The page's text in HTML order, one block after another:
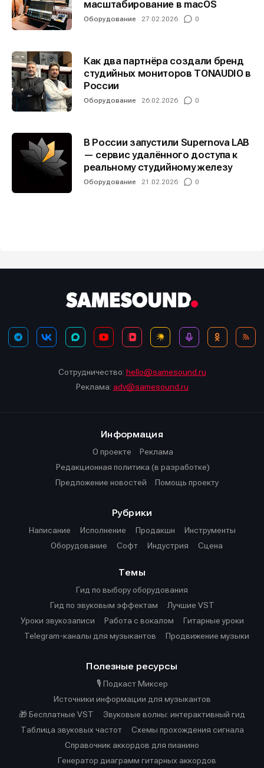
масштабирование в macOS
Оборудование 27.02.2026 0
Как два партнёра создали бренд
студийных мониторов TONAUDIO в
России
Оборудование 26.02.2026 0
В России запустили Supernova LAB
— сервис удалённого доступа к
реальному студийному железу
Оборудование 21.02.2026 0
Сотрудничество: hello@samesound.ru
Реклама: adv@samesound.ru
Информация
О проекте
Реклама
Редакционная политика (в разработке)
Предложение новостей
Помощь проекту
Рубрики
Написание
Исполнение Продакшн
Инструменты
Оборудование
Софт Индустрия Сцена
Темы
Гид по выбору оборудования
Гид по звуковым эффектам
Лучшие VST
Уроки звукозаписи
Работа с вокалом
Гитарные уроки
Telegram-каналы для музыкантов
Продвижение музыки
Полезные ресурсы
🎙️ Подкаст Миксер
Источники информации для музыкантов
🎁 Бесплатные VST
Звуковые волны: интерактивный гид
Таблица звуковых частот
Cхемы прохождения сигнала
Справочник аккордов для пианино
Генератор диаграмм гитарных аккордов